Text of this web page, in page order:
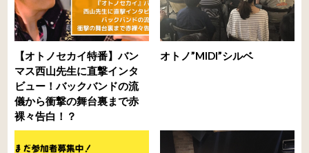
【オトノセカイ特番】バン
マス西山先生に直撃インタ
ビュー！バックバンドの流
儀から衝撃の舞台裏まで赤
裸々告白！？
オトノ”MIDI”シルベ